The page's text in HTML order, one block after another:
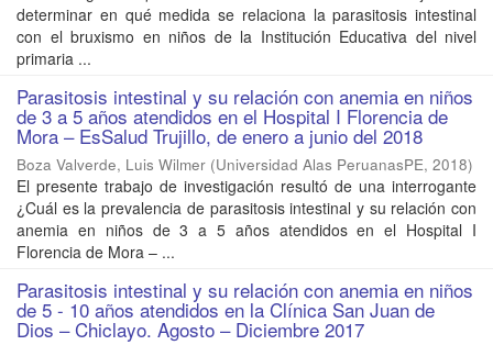
determinar en qué medida se relaciona la parasitosis intestinal
con el bruxismo en niños de la Institución Educativa del nivel
primaria ...
Parasitosis intestinal y su relación con anemia en niños
de 3 a 5 años atendidos en el Hospital I Florencia de
Mora – EsSalud Trujillo, de enero a junio del 2018
Boza Valverde, Luis Wilmer (Universidad Alas PeruanasPE, 2018)
El presente trabajo de investigación resultó de una interrogante
¿Cuál es la prevalencia de parasitosis intestinal y su relación con
anemia en niños de 3 a 5 años atendidos en el Hospital I
Florencia de Mora – ...
Parasitosis intestinal y su relación con anemia en niños
de 5 - 10 años atendidos en la Clínica San Juan de
Dios – Chiclayo. Agosto – Diciembre 2017